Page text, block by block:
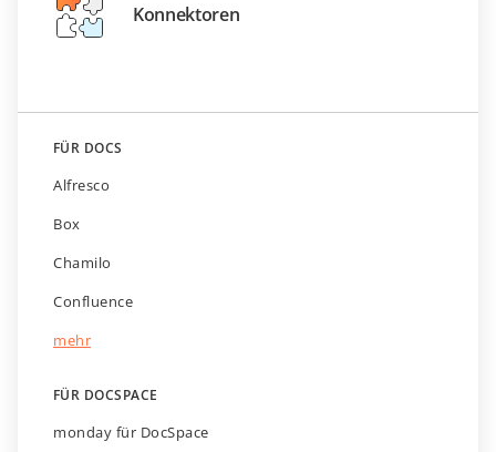
Konnektoren
FÜR DOCS
Alfresco
Box
Chamilo
Confluence
mehr
FÜR DOCSPACE
monday für DocSpace